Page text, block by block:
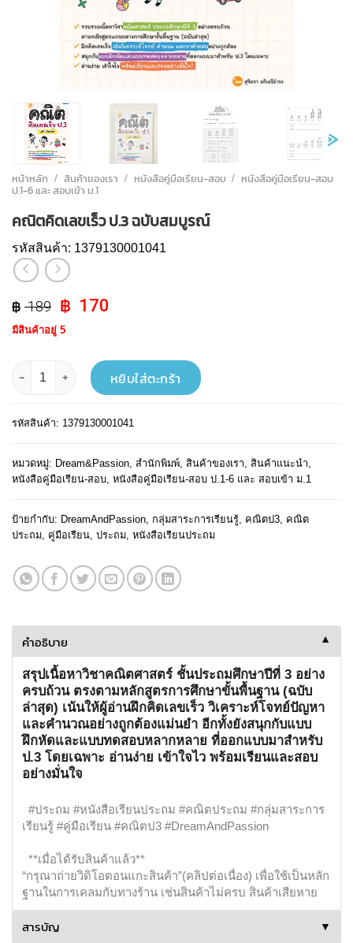
หน้าหลัก / สินค้าของเรา / หนังสือคู่มือเรียน-สอบ / หนังสือคู่มือเรียน-สอบ
ป.1-6 และ สอบเข้า ม.1
คณิตคิดเลขเร็ว ป.3 ฉบับสมบูรณ์
รหัสสินค้า: 1379130001041
189 Original
price
was:
฿ 189.
170
฿ 170.
มีสินค้าอยู่ 5
จำนวน คณิตคิดเลขเร็ว ป.3 ฉบับสมบูรณ์ ชิ้น
หยิบใส่ตะกร้า
รหัสสินค้า: 1379130001041
หมวดหมู่: Dream&Passion สำนักพิมพ์ สินค้าของเรา สินค้าแนะนำ
หนังสือคู่มือเรียน-สอบ หนังสือคู่มือเรียน-สอบ ป.1-6 และ สอบเข้า ม.1
ป้ายกำกับ: DreamAndPassion กลุ่มสาระการเรียนรู้ คณิตป3 คณิต
ประถม คู่มือเรียน ประถม หนังสือเรียนประถม
คำอธิบาย ▼
สรุปเนื้อหาวิชาคณิตศาสตร์ ชั้นประถมศึกษาปีที่ 3 อย่าง
ครบถ้วน ตรงตามหลักสูตรการศึกษาขั้นพื้นฐาน (ฉบับ
ล่าสุด) เน้นให้ผู้อ่านฝึกคิดเลขเร็ว วิเคราะห์โจทย์ปัญหา
และคำนวณอย่างถูกต้องแม่นยำ อีกทั้งยังสนุกกับแบบ
ฝึกหัดและแบบทดสอบหลากหลาย ที่ออกแบบมาสำหรับ
ป.3 โดยเฉพาะ อ่านง่าย เข้าใจไว พร้อมเรียนและสอบ
อย่างมั่นใจ
#ประถม #หนังสือเรียนประถม #คณิตประถม #กลุ่มสาระการ
เรียนรู้ #คู่มือเรียน #คณิตป3 #DreamAndPassion
**เมื่อได้รับสินค้าแล้ว**
“กรุณาถ่ายวิดิโอตอนแกะสินค้า”(คลิปต่อเนื่อง) เพื่อใช้เป็นหลัก
ฐานในการเคลมกับทางร้าน เช่นสินค้าไม่ครบ สินค้าเสียหาย
สารบัญ ▼